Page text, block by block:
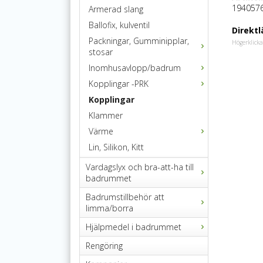
Armerad slang
Ballofix, kulventil
Packningar, Gumminipplar,
stosar
Inomhusavlopp/badrum
Kopplingar -PRK
Kopplingar
Klammer
Värme
Lin, Silikon, Kitt
Vardagslyx och bra-att-ha till
badrummet
Badrumstillbehör att
limma/borra
Hjälpmedel i badrummet
Rengöring